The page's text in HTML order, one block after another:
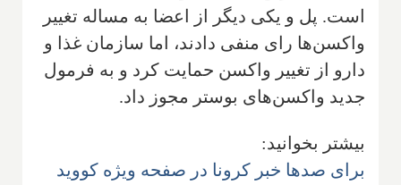
است. پل و یکی دیگر از اعضا به مساله تغییر
واکسن‌ها رای منفی دادند، اما ‌سازمان غذا و
دارو از تغییر واکسن حمایت کرد و به فرمول
جدید‌ ‌‌واکسن‌های بوستر مجوز داد.
بیشتر بخوانید:
برای صدها خبر کرونا در صفحه ویژه کووید